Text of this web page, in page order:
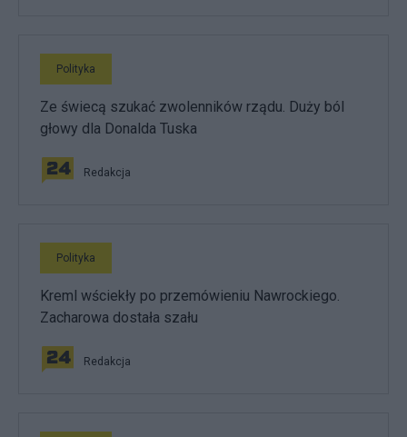
Polityka
Ze świecą szukać zwolenników rządu. Duży ból
głowy dla Donalda Tuska
Redakcja
Polityka
Kreml wściekły po przemówieniu Nawrockiego.
Zacharowa dostała szału
Redakcja